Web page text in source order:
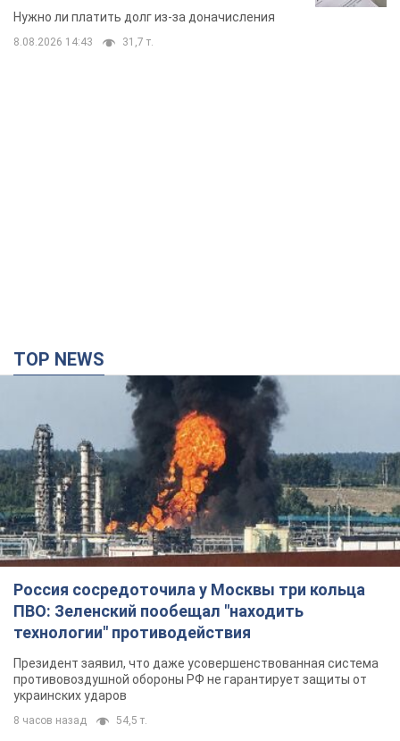
вынес неожиданное решение
Нужно ли платить долг из-за доначисления
8.08.2026 14:43 31,7 т.
TOP NEWS
Россия сосредоточила у Москвы три кольца
ПВО: Зеленский пообещал "находить
технологии" противодействия
Президент заявил, что даже усовершенствованная система
противовоздушной обороны РФ не гарантирует защиты от
украинских ударов
8 часов назад 54,5 т.